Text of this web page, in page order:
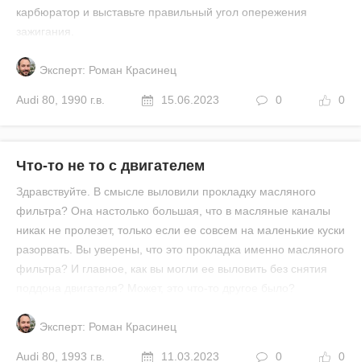
карбюратор и выставьте правильный угол опережения
зажигания.
Эксперт: Роман Красинец
Audi 80 1990 г.в. 15.06.2023 0 0
Что-то не то с двигателем
Здравствуйте. В смысле выловили прокладку масляного
фильтра? Она настолько большая, что в масляные каналы
никак не пролезет, только если ее совсем на маленькие куски
разорвать. Вы уверены, что это прокладка именно масляного
фильтра? И главное, как вы могли ее выловить без снятия
Эксперт: Роман Красинец
Audi 80 1993 г.в. 11.03.2023 0 0